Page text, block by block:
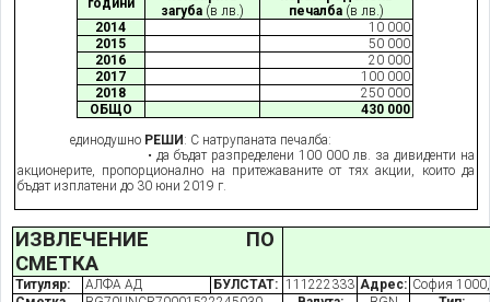
години
загуба (в лв.)
печалба (в лв.)
2014
10 000
201 5
50 000
201 6
20 000
201 7
100 000
201 8
250 000
ОБЩО
430 000
единодушно РЕШИ : С натрупаната печалба:
• да бъдат разпределени 100 000 лв. за дивиденти на
акционерите, пропорционално на притежаваните от тях акции, които да
бъдат изплатени до 30 юни 201 9 г.
ИЗВЛЕЧЕНИЕ ПО
СМЕТКА
Титуляр: АЛФА АД БУЛСТАТ: 111222333 Адрес: София